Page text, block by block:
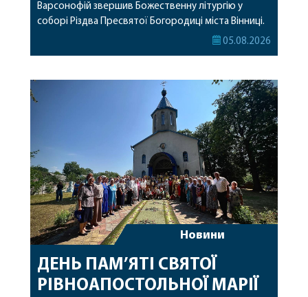
Варсонофій звершив Божественну літургію у
соборі Різдва Пресвятої Богородиці міста Вінниці.
Його Високопреосвященству співслужили
священному сані. Під час богослужіння підносилися
особливі молитви за мир в Україні, за воїнів, які
05.08.2026
Новини
ДЕНЬ ПАМ’ЯТІ СВЯТОЇ
РІВНОАПОСТОЛЬНОЇ МАРІЇ